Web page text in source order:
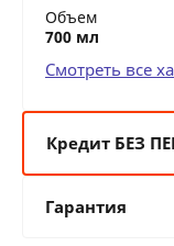
Объем
700 мл
Смотреть все
Кредит БЕЗ
12 мес:168
Гарантия